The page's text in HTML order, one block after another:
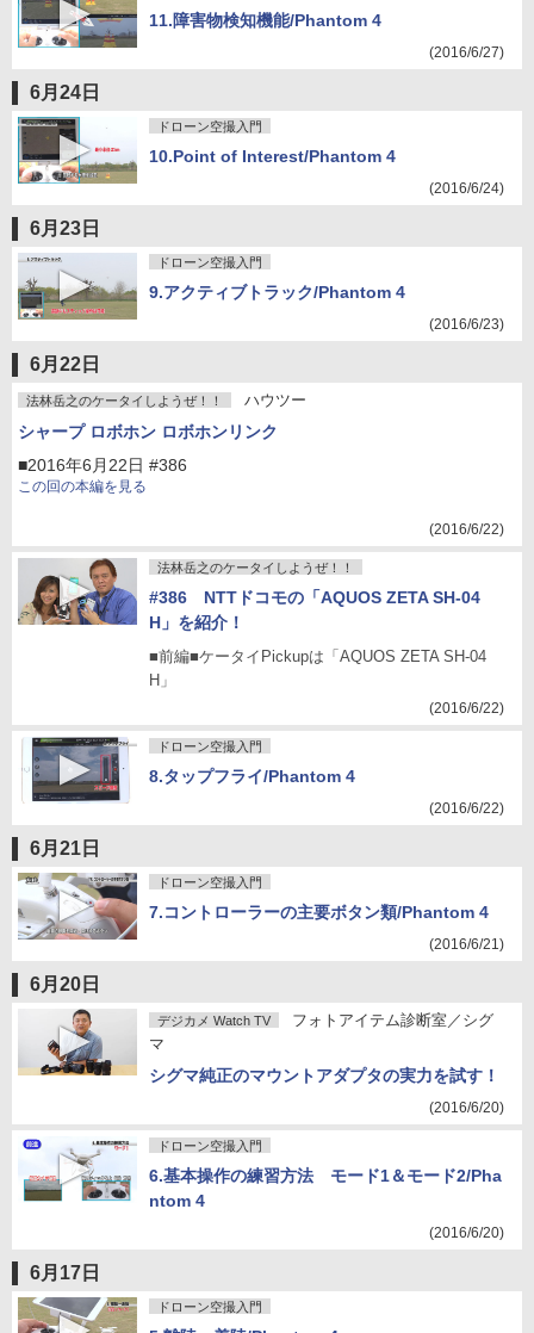
11.障害物検知機能/Phantom 4
(2016/6/27)
6月24日
ドローン空撮入門
10.Point of Interest/Phantom 4
(2016/6/24)
6月23日
ドローン空撮入門
9.アクティブトラック/Phantom 4
(2016/6/23)
6月22日
法林岳之のケータイしようぜ！！ ハウツー
シャープ ロボホン ロボホンリンク
■2016年6月22日 #386
この回の本編を見る
(2016/6/22)
法林岳之のケータイしようぜ！！
#386 NTTドコモの「AQUOS ZETA SH-04
H」を紹介！
■前編■ケータイPickupは「AQUOS ZETA SH-04
H」
(2016/6/22)
ドローン空撮入門
8.タップフライ/Phantom 4
(2016/6/22)
6月21日
ドローン空撮入門
7.コントローラーの主要ボタン類/Phantom 4
(2016/6/21)
6月20日
デジカメ Watch TV
フォトアイテム診断室／シグ
マ
シグマ純正のマウントアダプタの実力を試す！
(2016/6/20)
ドローン空撮入門
6.基本操作の練習方法 モード1＆モード2/Pha
ntom 4
(2016/6/20)
6月17日
ドローン空撮入門